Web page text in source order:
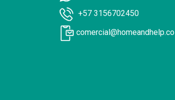
+57 3156702450
comercial@homeandhelp.co